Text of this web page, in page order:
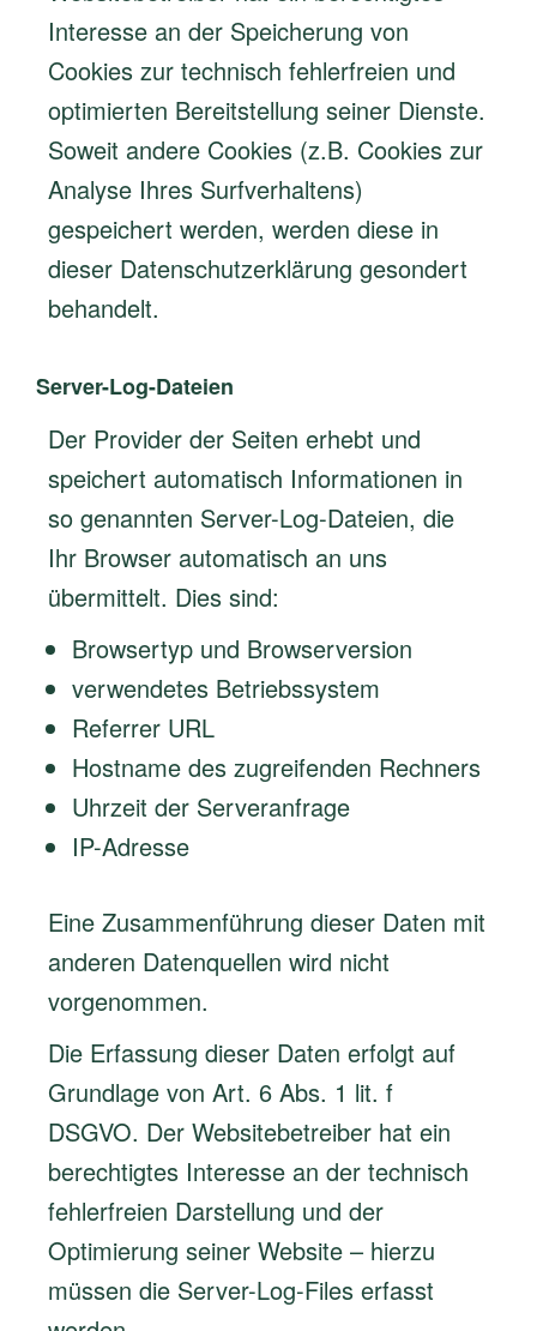
Interesse an der Speicherung von
Cookies zur technisch fehlerfreien und
optimierten Bereitstellung seiner Dienste.
Soweit andere Cookies (z.B. Cookies zur
Analyse Ihres Surfverhaltens)
gespeichert werden, werden diese in
dieser Datenschutzerklärung gesondert
behandelt.
Server-Log-Dateien
Der Provider der Seiten erhebt und
speichert automatisch Informationen in
so genannten Server-Log-Dateien, die
Ihr Browser automatisch an uns
übermittelt. Dies sind:
Browsertyp und Browserversion
verwendetes Betriebssystem
Referrer URL
Hostname des zugreifenden Rechners
Uhrzeit der Serveranfrage
IP-Adresse
Eine Zusammenführung dieser Daten mit
anderen Datenquellen wird nicht
vorgenommen.
Die Erfassung dieser Daten erfolgt auf
Grundlage von Art. 6 Abs. 1 lit. f
DSGVO. Der Websitebetreiber hat ein
berechtigtes Interesse an der technisch
fehlerfreien Darstellung und der
Optimierung seiner Website – hierzu
müssen die Server-Log-Files erfasst